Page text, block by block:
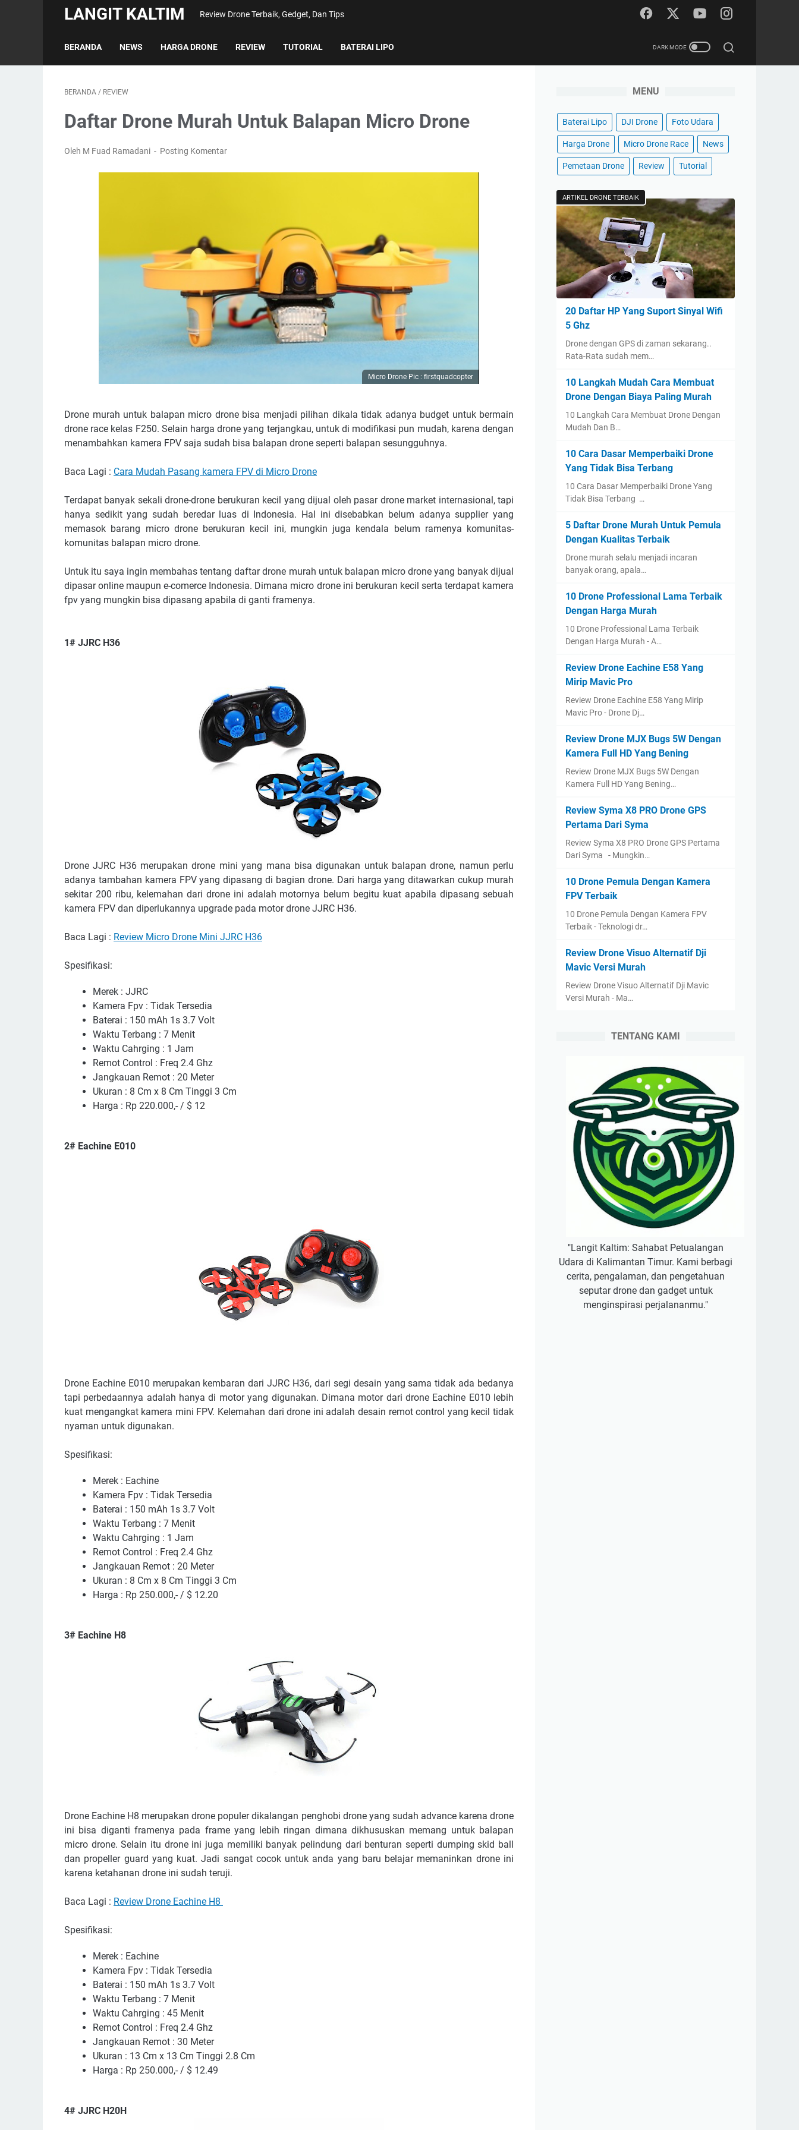
LANGIT KALTIM Review Drone Terbaik, Gedget, Dan Tips
BERANDA NEWS HARGA DRONE REVIEW TUTORIAL BATERAI LIPO
BERANDA / REVIEW
Daftar Drone Murah Untuk Balapan Micro Drone
Oleh M Fuad Ramadani Posting Komentar
Micro Drone Pic : firstquadcopter
Drone murah untuk balapan micro drone bisa menjadi pilihan dikala tidak adanya budget untuk bermain
drone race kelas F250. Selain harga drone yang terjangkau, untuk di modifikasi pun mudah, karena dengan
menambahkan kamera FPV saja sudah bisa balapan drone seperti balapan sesungguhnya.
Baca Lagi : Cara Mudah Pasang kamera FPV di Micro Drone
Terdapat banyak sekali drone-drone berukuran kecil yang dijual oleh pasar drone market internasional, tapi
hanya sedikit yang sudah beredar luas di Indonesia. Hal ini disebabkan belum adanya supplier yang
memasok barang micro drone berukuran kecil ini, mungkin juga kendala belum ramenya komunitas-
komunitas balapan micro drone.
Untuk itu saya ingin membahas tentang daftar drone murah untuk balapan micro drone yang banyak dijual
dipasar online maupun e-comerce Indonesia. Dimana micro drone ini berukuran kecil serta terdapat kamera
fpv yang mungkin bisa dipasang apabila di ganti framenya.
1# JJRC H36
Drone JJRC H36 merupakan drone mini yang mana bisa digunakan untuk balapan drone, namun perlu
adanya tambahan kamera FPV yang dipasang di bagian drone. Dari harga yang ditawarkan cukup murah
sekitar 200 ribu, kelemahan dari drone ini adalah motornya belum begitu kuat apabila dipasang sebuah
kamera FPV dan diperlukannya upgrade pada motor drone JJRC H36.
Baca Lagi : Review Micro Drone Mini JJRC H36
Spesifikasi:
Merek : JJRC
Kamera Fpv : Tidak Tersedia
Baterai : 150 mAh 1s 3.7 Volt
Waktu Terbang : 7 Menit
Waktu Cahrging : 1 Jam
Remot Control : Freq 2.4 Ghz
Jangkauan Remot : 20 Meter
Ukuran : 8 Cm x 8 Cm Tinggi 3 Cm
Harga : Rp 220.000,- / $ 12
2# Eachine E010
Drone Eachine E010 merupakan kembaran dari JJRC H36, dari segi desain yang sama tidak ada bedanya
tapi perbedaannya adalah hanya di motor yang digunakan. Dimana motor dari drone Eachine E010 lebih
kuat mengangkat kamera mini FPV. Kelemahan dari drone ini adalah desain remot control yang kecil tidak
nyaman untuk digunakan.
Spesifikasi:
Merek : Eachine
Kamera Fpv : Tidak Tersedia
Baterai : 150 mAh 1s 3.7 Volt
Waktu Terbang : 7 Menit
Waktu Cahrging : 1 Jam
Remot Control : Freq 2.4 Ghz
Jangkauan Remot : 20 Meter
Ukuran : 8 Cm x 8 Cm Tinggi 3 Cm
Harga : Rp 250.000,- / $ 12.20
3# Eachine H8
Drone Eachine H8 merupakan drone populer dikalangan penghobi drone yang sudah advance karena drone
ini bisa diganti framenya pada frame yang lebih ringan dimana dikhususkan memang untuk balapan
micro drone. Selain itu drone ini juga memiliki banyak pelindung dari benturan seperti dumping skid ball
dan propeller guard yang kuat. Jadi sangat cocok untuk anda yang baru belajar memaninkan drone ini
karena ketahanan drone ini sudah teruji.
Baca Lagi : Review Drone Eachine H8
Spesifikasi:
Merek : Eachine
Kamera Fpv : Tidak Tersedia
Baterai : 150 mAh 1s 3.7 Volt
Waktu Terbang : 7 Menit
Waktu Cahrging : 45 Menit
Remot Control : Freq 2.4 Ghz
Jangkauan Remot : 30 Meter
Ukuran : 13 Cm x 13 Cm Tinggi 2.8 Cm
Harga : Rp 250.000,- / $ 12.49
4# JJRC H20H
MENU
Baterai Lipo DJI Drone Foto Udara
Harga Drone Micro Drone Race News
Pemetaan Drone Review Tutorial
ARTIKEL DRONE TERBAIK
20 Daftar HP Yang Suport Sinyal Wifi
5 Ghz
Drone dengan GPS di zaman sekarang..
Rata-Rata sudah mem…
10 Langkah Mudah Cara Membuat
Drone Dengan Biaya Paling Murah
10 Langkah Cara Membuat Drone Dengan
Mudah Dan B…
10 Cara Dasar Memperbaiki Drone
Yang Tidak Bisa Terbang
10 Cara Dasar Memperbaiki Drone Yang
Tidak Bisa Terbang …
5 Daftar Drone Murah Untuk Pemula
Dengan Kualitas Terbaik
Drone murah selalu menjadi incaran
banyak orang, apala…
10 Drone Professional Lama Terbaik
Dengan Harga Murah
10 Drone Professional Lama Terbaik
Dengan Harga Murah - A…
Review Drone Eachine E58 Yang
Mirip Mavic Pro
Review Drone Eachine E58 Yang Mirip
Mavic Pro - Drone Dj…
Review Drone MJX Bugs 5W Dengan
Kamera Full HD Yang Bening
Review Drone MJX Bugs 5W Dengan
Kamera Full HD Yang Bening…
Review Syma X8 PRO Drone GPS
Pertama Dari Syma
Review Syma X8 PRO Drone GPS Pertama
Dari Syma - Mungkin…
10 Drone Pemula Dengan Kamera
FPV Terbaik
10 Drone Pemula Dengan Kamera FPV
Terbaik - Teknologi dr…
Review Drone Visuo Alternatif Dji
Mavic Versi Murah
Review Drone Visuo Alternatif Dji Mavic
Versi Murah - Ma…
TENTANG KAMI
"Langit Kaltim: Sahabat Petualangan
Udara di Kalimantan Timur. Kami berbagi
cerita, pengalaman, dan pengetahuan
seputar drone dan gadget untuk
menginspirasi perjalananmu."